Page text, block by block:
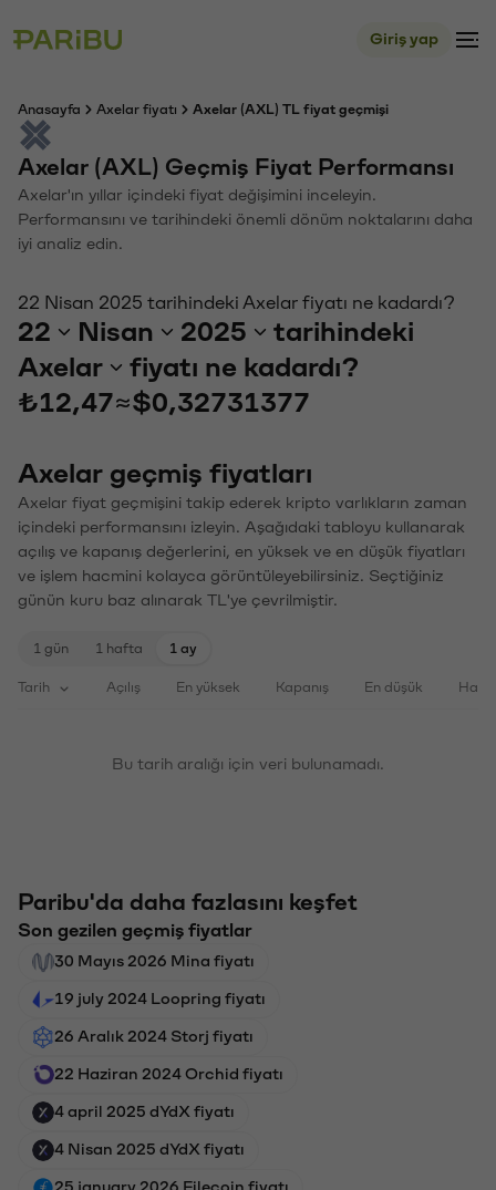
Giriş yap
Anasayfa Axelar fiyatı Axelar (AXL) TL fiyat geçmişi
Axelar (AXL) Geçmiş Fiyat Performansı
Axelar'ın yıllar içindeki fiyat değişimini inceleyin.
Performansını ve tarihindeki önemli dönüm noktalarını daha
iyi analiz edin.
22 Nisan 2025 tarihindeki Axelar fiyatı ne kadardı?
22 Nisan 2025
tarihindeki
Axelar
fiyatı ne kadardı?
₺12,47≈$0,32731377
Axelar geçmiş fiyatları
Axelar fiyat geçmişini takip ederek kripto varlıkların zaman
içindeki performansını izleyin. Aşağıdaki tabloyu kullanarak
açılış ve kapanış değerlerini, en yüksek ve en düşük fiyatları
ve işlem hacmini kolayca görüntüleyebilirsiniz. Seçtiğiniz
günün kuru baz alınarak TL'ye çevrilmiştir.
1 gün 1 hafta 1 ay
Tarih Açılış En yüksek Kapanış En düşük
Bu tarih aralığı için veri bulunamadı.
Paribu'da daha fazlasını keşfet
Son gezilen geçmiş fiyatlar
30 Mayıs 2026 Mina fiyatı
19 july 2024 Loopring fiyatı
26 Aralık 2024 Storj fiyatı
22 Haziran 2024 Orchid fiyatı
4 april 2025 dYdX fiyatı
4 Nisan 2025 dYdX fiyatı